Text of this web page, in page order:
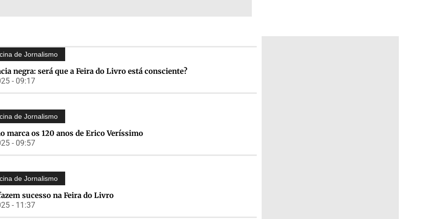
de Jornalismo
negra: será que a Feira do Livro está consciente?
- 09:17
de Jornalismo
marca os 120 anos de Erico Veríssimo
- 09:57
de Jornalismo
sucesso na Feira do Livro
- 11:37